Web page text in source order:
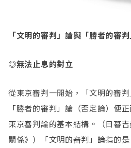
「文明的審判」論與「勝者的審
◎無法止息的對立
從東京審判一開始，「文明的審
「勝者的審判」論（否定論）便
東京審判論的基本結構。（日暮
關係》）「文明的審判」論指的